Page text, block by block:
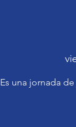
Es una jornada